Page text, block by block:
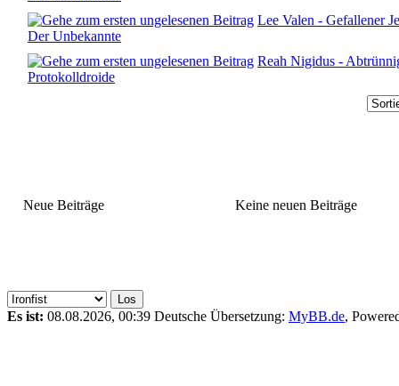
Lee Valen - Gefallener
Der Unbekannte
Reah Nigidus -
Protokolldroide
Neue Beiträge Keine neuen Beiträge
Es ist: 08.08.2026, 00:39 Deutsche Übersetzung: MyBB.de,